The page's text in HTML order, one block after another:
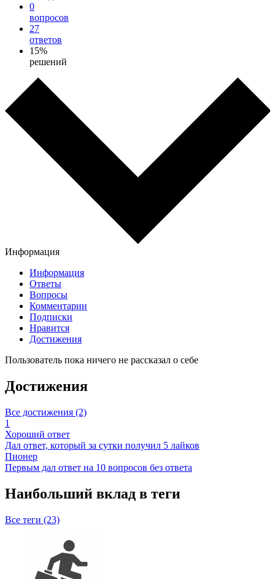
0
вопросов
27
ответов
15%
решений
Информация
Информация
Ответы
Вопросы
Комментарии
Подписки
Нравится
Достижения
Пользователь пока ничего не рассказал о себе
Достижения
Все достижения (2)
1
Хороший ответ
Дал ответ, который за сутки получил 5 лайков
Пионер
Первым дал ответ на 10 вопросов без ответа
Наибольший вклад в теги
Все теги (23)